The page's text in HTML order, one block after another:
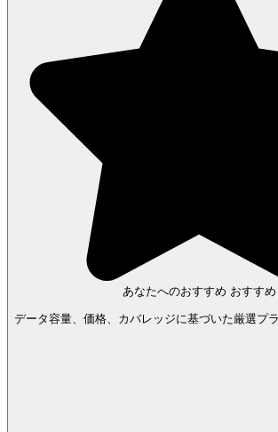
あなたへのおすすめ おすすめ
データ容量、価格、カバレッジに基づいた厳選プ